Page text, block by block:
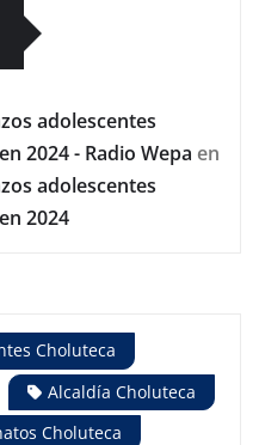
adolescentes
2024 - Radio Wepa en
adolescentes
2024
Choluteca
Alcaldía Choluteca
Choluteca